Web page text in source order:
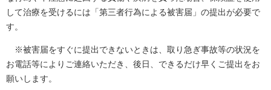
して治療を受けるには「第三者行為による被害届」の提出が必要で
す。
※被害届をすぐに提出できないときは、取り急ぎ事故等の状況を
お電話等によりご連絡いただき、後日、できるだけ早くご提出をお
願いします。